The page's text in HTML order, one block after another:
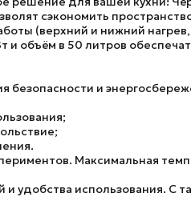
сэкономить
(верхний и нижний
объём в 50 литров
безопасности и
Максимальная
удобства использования. С